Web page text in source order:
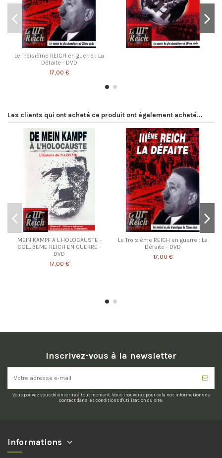
Le Troisième REICH en guerre : La
Défaite - DVD
17,00 €
Les clients qui ont acheté ce produit ont également acheté...
MEIN KAMPF A L HOLOCAUSTE -
COLL 3EME REICH EN GUERRE -
DVD
17,00 €
Le Troisième REICH en guerre : La
Défaite - DVD
17,00 €
Inscrivez-vous à la newsletter
Vous pouvez vous désinscrire à tout moment. Vous trouverez pour cela nos informations de
contact dans les conditions d'utilisation du site.
Informations